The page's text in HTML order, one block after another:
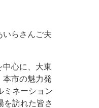
らさんご夫
中心に、大東
本市の魅力発
ミネーション
を訪れた皆さ